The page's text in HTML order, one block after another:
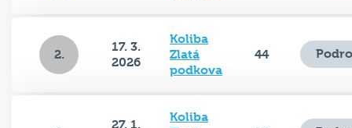
2.
17. 3.
2026
Koliba
Zlatá
podkova
44
27. 1.
Koliba